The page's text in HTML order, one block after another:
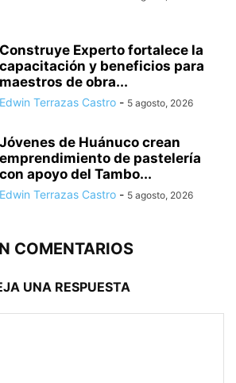
Construye Experto fortalece la
capacitación y beneficios para
maestros de obra...
Edwin Terrazas Castro - 5 agosto, 2026
Jóvenes de Huánuco crean
emprendimiento de pastelería
con apoyo del Tambo...
Edwin Terrazas Castro - 5 agosto, 2026
COMENTARIOS
UNA RESPUESTA